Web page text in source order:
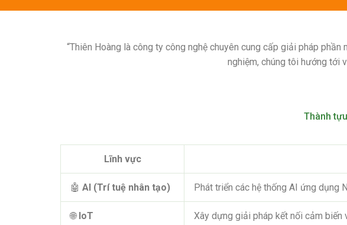
“Thiên Hoàng là công ty công nghệ chuyên cung cấp giải pháp
nghiệm, chúng tôi hướng tới
Thành
Lĩnh vực
🤖 AI (Trí tuệ nhân tạo) Phát triển các hệ thống AI ứng dụng
🌐 IoT Xây dựng giải pháp kết nối cảm biến